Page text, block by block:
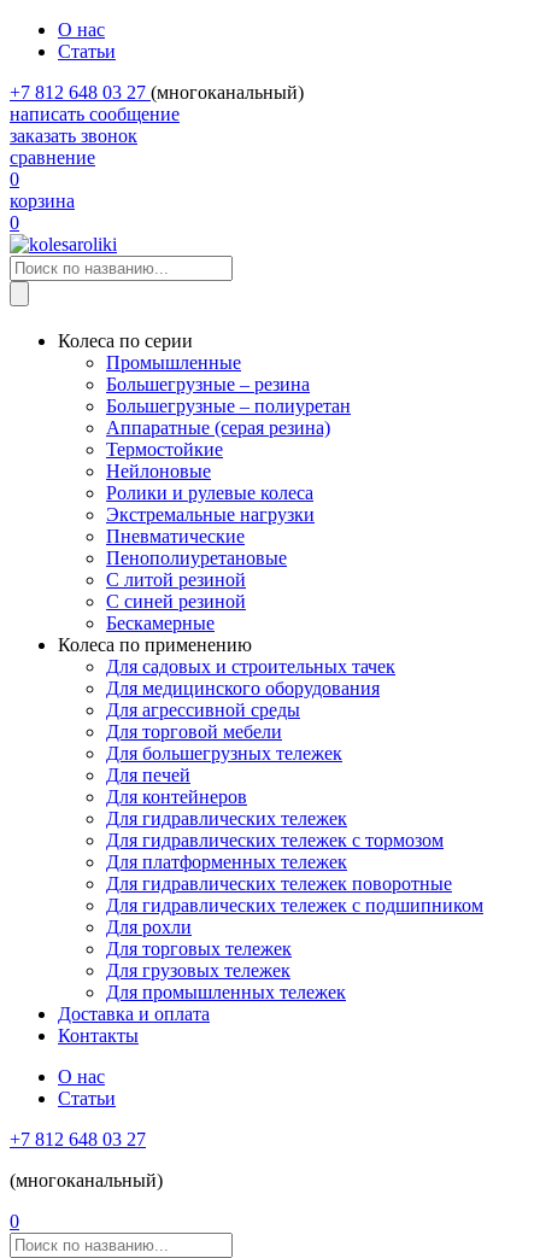
О нас
Статьи
+7 812 648 03 27 (многоканальный)
написать сообщение
заказать звонок
сравнение
0
корзина
0
Колеса по серии
Промышленные
Большегрузные – резина
Большегрузные – полиуретан
Аппаратные (серая резина)
Термостойкие
Нейлоновые
Ролики и рулевые колеса
Экстремальные нагрузки
Пневматические
Пенополиуретановые
С литой резиной
С синей резиной
Бескамерные
Колеса по применению
Для садовых и строительных тачек
Для медицинского оборудования
Для агрессивной среды
Для торговой мебели
Для большегрузных тележек
Для печей
Для контейнеров
Для гидравлических тележек
Для гидравлических тележек с тормозом
Для платформенных тележек
Для гидравлических тележек поворотные
Для гидравлических тележек с подшипником
Для рохли
Для торговых тележек
Для грузовых тележек
Для промышленных тележек
Доставка и оплата
Контакты
О нас
Статьи
+7 812 648 03 27
(многоканальный)
0